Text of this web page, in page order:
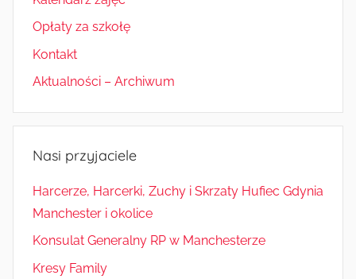
Opłaty za szkołę
Kontakt
Aktualności – Archiwum
Nasi przyjaciele
Harcerze, Harcerki, Zuchy i Skrzaty Hufiec Gdynia
Manchester i okolice
Konsulat Generalny RP w Manchesterze
Kresy Family